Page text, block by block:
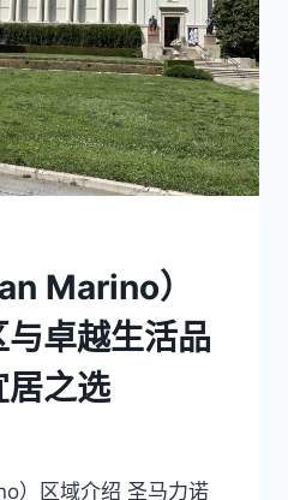
Marino）
卓越生活品
居之选
）区域介绍 圣马力诺